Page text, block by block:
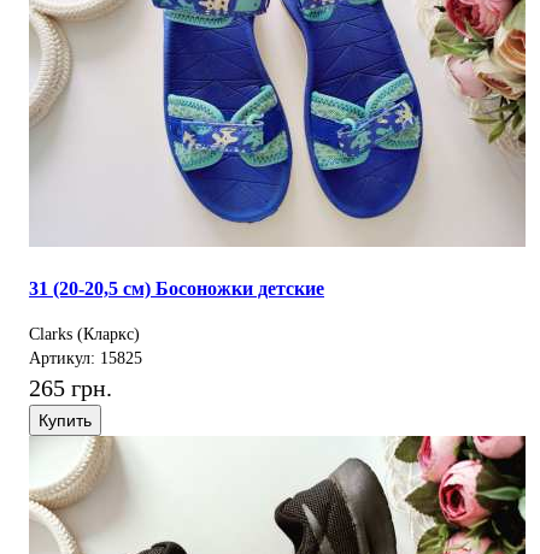
31 (20-20,5 см) Босоножки детские
Clarks (Кларкс)
Артикул: 15825
265 грн.
Купить